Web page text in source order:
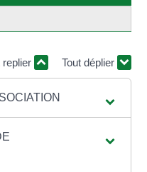
replier Tout déplier